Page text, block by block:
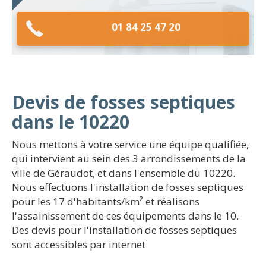
01 84 25 47 20
Devis de fosses septiques
dans le 10220
Nous mettons à votre service une équipe qualifiée,
qui intervient au sein des 3 arrondissements de la
ville de Géraudot, et dans l'ensemble du 10220.
Nous effectuons l'installation de fosses septiques
pour les 17 d'habitants/km² et réalisons
l'assainissement de ces équipements dans le 10.
Des devis pour l'installation de fosses septiques
sont accessibles par internet